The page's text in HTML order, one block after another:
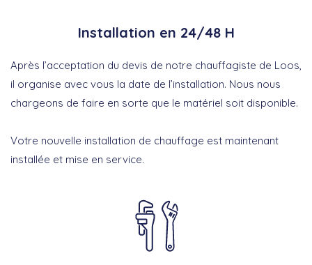
Installation en 24/48 H
Après l’acceptation du devis de notre chauffagiste de Loos,
il organise avec vous la date de l’installation. Nous nous
chargeons de faire en sorte que le matériel soit disponible.
Votre nouvelle installation de chauffage est maintenant
installée et mise en service.